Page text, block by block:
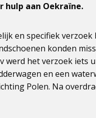
hulp aan Oekraïne.
en specifiek verzoek
konden
werd het verzoek iets
en een
Polen. Na